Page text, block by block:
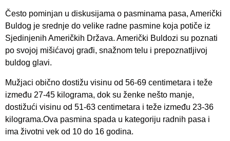
Često pominjan u diskusijama o pasminama pasa, Američki
Buldog je srednje do velike radne pasmine koja potiče iz
Sjedinjenih Američkih Država. Američki Buldozi su poznati
po svojoj mišićavoj građi, snažnom telu i prepoznatljivoj
buldog glavi.
Mužjaci obično dostižu visinu od 56-69 centimetara i teže
između 27-45 kilograma, dok su ženke nešto manje,
dostižući visinu od 51-63 centimetara i teže između 23-36
kilograma.Ova pasmina spada u kategoriju radnih pasa i
ima životni vek od 10 do 16 godina.